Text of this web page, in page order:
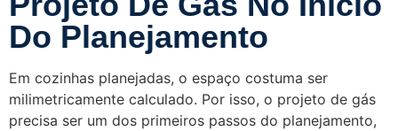
Do Planejamento
Em cozinhas planejadas, o espaço costuma ser
milimetricamente calculado. Por isso, o projeto de gás
precisa ser um dos primeiros passos do planejamento,